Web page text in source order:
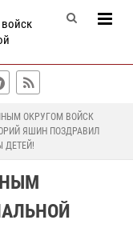
ОКРУГОМ ВОЙСК
ЯШИН ПОЗДРАВИЛ
ДЕТЕЙ!